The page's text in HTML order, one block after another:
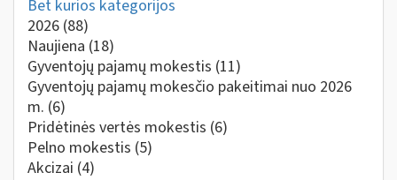
Bet kurios kategorijos
2026 (88)
Naujiena (18)
Gyventojų pajamų mokestis (11)
Gyventojų pajamų mokesčio pakeitimai nuo 2026
m. (6)
Pridėtinės vertės mokestis (6)
Pelno mokestis (5)
Akcizai (4)